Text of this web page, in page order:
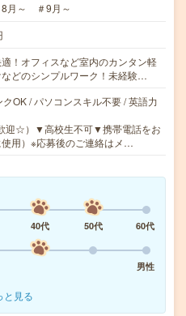
8月～ ＃9月～
！オフィスなど室内のカンタン軽
どのシンプルワーク！未経験…
OK / パソコンスキル不要 / 英語力
迎☆）▼高校生不可▼携帯電話をお
用）※応募後のご連絡はメ…
40代 50代
60代
男性
と見る